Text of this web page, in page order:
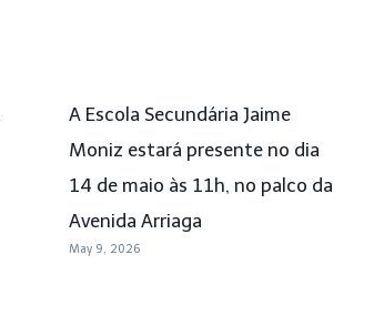
A Escola Secundária Jaime
Moniz estará presente no dia
14 de maio às 11h, no palco da
Avenida Arriaga
May 9, 2026